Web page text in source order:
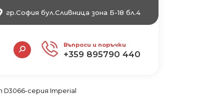
гр.София бул.Сливница зона Б-18 бл.4
Search: Въпроси и поръчки
+359 895790 440
серия Imperial